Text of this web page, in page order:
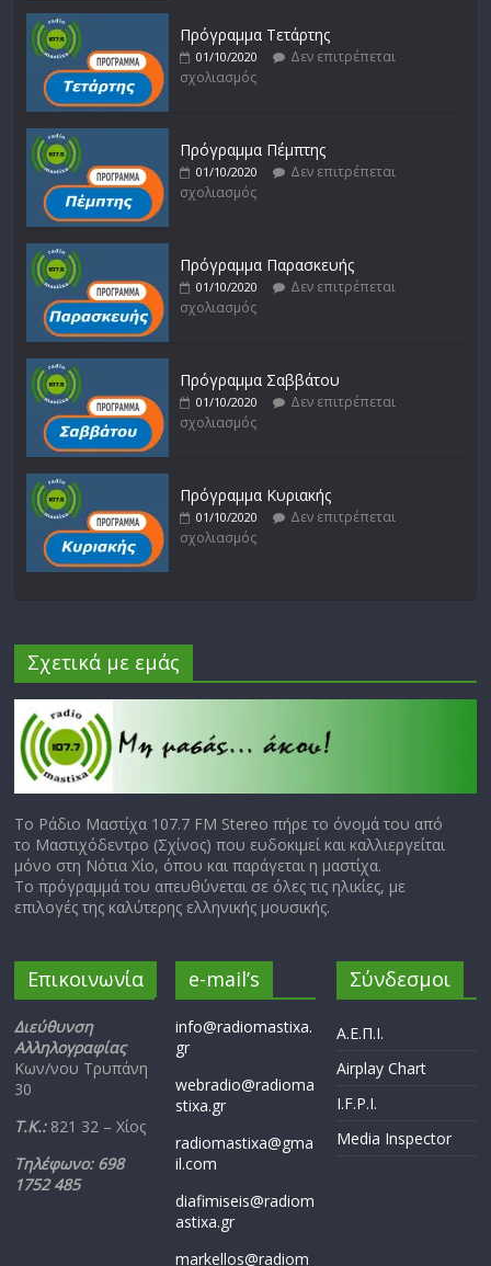
Πρόγραμμα Τετάρτης
01/10/2020
Δεν επιτρέπεται
σχολιασμός
Πρόγραμμα Πέμπτης
01/10/2020
Δεν επιτρέπεται
σχολιασμός
Πρόγραμμα Παρασκευής
01/10/2020
Δεν επιτρέπεται
σχολιασμός
Πρόγραμμα Σαββάτου
01/10/2020
Δεν επιτρέπεται
σχολιασμός
Πρόγραμμα Κυριακής
01/10/2020
Δεν επιτρέπεται
σχολιασμός
Σχετικά με εμάς
Το Ράδιο Μαστίχα 107.7 FM Stereo πήρε το όνομά του από
το Μαστιχόδεντρο (Σχίνος) που ευδοκιμεί και καλλιεργείται
μόνο στη Νότια Χίο, όπου και παράγεται η μαστίχα.
Το πρόγραμμά του απευθύνεται σε όλες τις ηλικίες, με
επιλογές της καλύτερης ελληνικής μουσικής.
Επικοινωνία
Διεύθυνση
Αλληλογραφίας
Κων/νου Τρυπάνη
30
Τ.Κ.: 821 32 – Χίος
Τηλέφωνο: 698
1752 485
e-mail’s
info@radiomastixa.
gr
webradio@radioma
stixa.gr
radiomastixa@gma
il.com
diafimiseis@radiom
astixa.gr
markellos@radiom
Σύνδεσμοι
Α.Ε.Π.Ι.
Airplay Chart
I.F.P.I.
Media Inspector